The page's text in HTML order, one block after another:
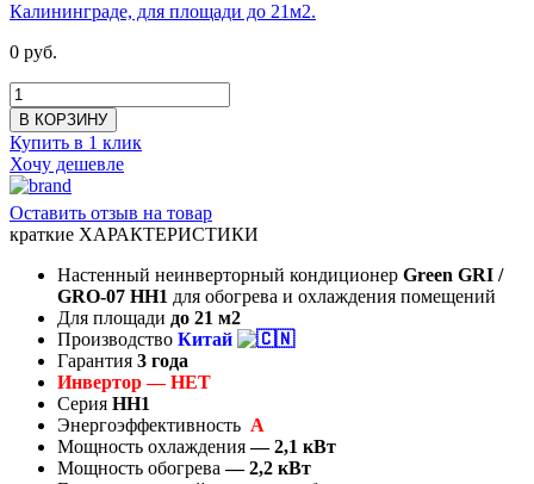
0 руб.
В КОРЗИНУ
Купить в 1 клик
Хочу дешевле
Оставить отзыв на товар
краткие ХАРАКТЕРИСТИКИ
Настенный неинверторный кондиционер Green GRI /
GRO-07 HH1 для обогрева и охлаждения помещений
Для площади до 21 м2
Производство Китай
Гарантия 3 года
Инвертор — НЕТ
Серия HH1
Энергоэффективность А
Мощность охлаждения— 2,1 кВт
Мощность обогрева— 2,2 кВт